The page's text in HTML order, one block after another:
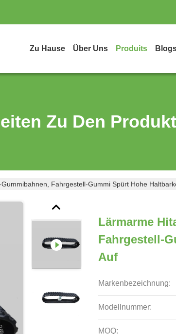
Zu Hause Über Uns Produits
Zu Den
Fahrgestell-Gummi Spürt Hohe
Lärmarme
Fahrgestell-
Auf
Markenbezeichnung:
Modellnummer:
MOQ: